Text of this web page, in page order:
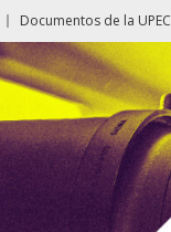
Documentos de la UPEC